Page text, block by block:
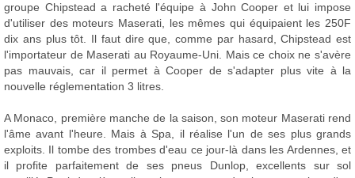
groupe Chipstead a racheté l'équipe à John Cooper et lui impose
d'utiliser des moteurs Maserati, les mêmes qui équipaient les 250F
dix ans plus tôt. Il faut dire que, comme par hasard, Chipstead est
l'importateur de Maserati au Royaume-Uni. Mais ce choix ne s'avère
pas mauvais, car il permet à Cooper de s'adapter plus vite à la
nouvelle réglementation 3 litres.
A Monaco, première manche de la saison, son moteur Maserati rend
l'âme avant l'heure. Mais à Spa, il réalise l'un de ses plus grands
exploits. Il tombe des trombes d'eau ce jour-là dans les Ardennes, et
il profite parfaitement de ses pneus Dunlop, excellents sur sol